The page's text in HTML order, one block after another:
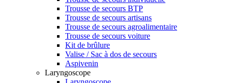
Trousse de secours BTP
Trousse de secours artisans
Trousse de secours agroalimentaire
Trousse de secours voiture
Kit de brûlure
Valise / Sac à dos de secours
Aspivenin
Laryngoscope